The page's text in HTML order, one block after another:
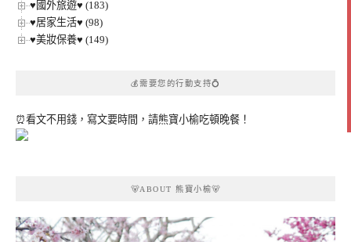
♥國外旅遊♥ (183)
♥居家生活♥ (98)
♥美妝保養♥ (149)
💰需要您的行動支持💍
⏰看文不用錢，寫文要時間，請熊寶小榆吃頓晚餐！
🐻ABOUT 熊寶小榆🐻